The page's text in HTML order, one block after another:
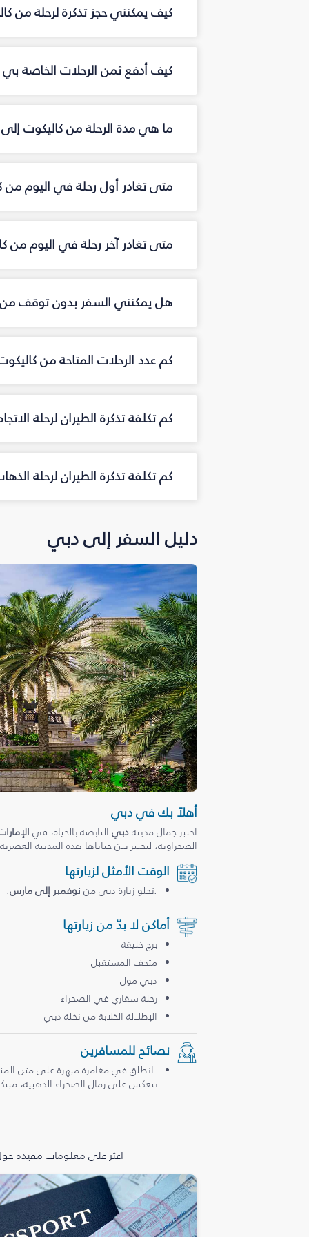
كيف يمكنني حجز تذكرة لرحلة من
كيف أدفع ثمن الرحلات الخاصة
ما هي مدة الرحلة من كاليكوت
متى تغادر أول رحلة في اليوم من
متى تغادر آخر رحلة في اليوم من
هل يمكنني السفر بدون توقف
كم عدد الرحلات المتاحة من
كم تكلفة تذكرة الطيران لرحلة
كم تكلفة تذكرة الطيران لرحلة
دليل السفر إلى دبي
أهلاً بك في دبي
اختبر جمال مدينةدبي النابضة بالحياة، في
الصحراوية، لتختبر بين حناياها هذه المدينة
الوقت الأمثل لزيارتها
.تحلو زيارة دبي من نوفمبر إلى مارس.
أماكن لا بدّ من زيارتها
برج خليفة
متحف المستقبل
دبي مول
رحلة سفاري في الصحراء
الإطلالة الخلابة من نخلة دبي
نصائح للمسافرين
.انطلق في مغامرة مبهرة على متن
تنعكس على رمال الصحراء الذهبية،
اعثر على معلومات مفيدة